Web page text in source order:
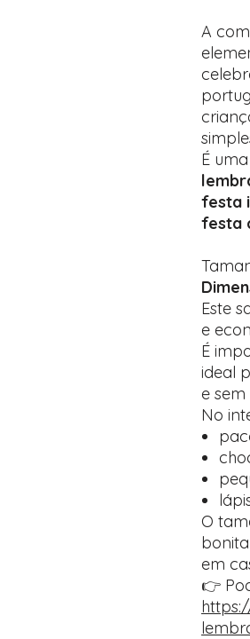
A
É
festa
festa
Este
e
É
ideal
e
No
O
em
👉